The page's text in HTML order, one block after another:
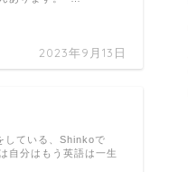
2023年9月13日
している、Shinkoで
自分はもう英語は一生